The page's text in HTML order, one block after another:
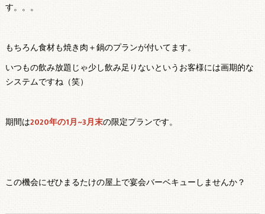
す。。。
もちろん食材も焼き肉＋鍋のプランが付いてます。
いつもの飲み放題じゃ少し飲み足りないというお客様には画期的な
システムですね（笑）
期間は2020年の1月~3月末の限定プランです。
この機会にぜひまるたけの屋上で宴会バーベキューしませんか？